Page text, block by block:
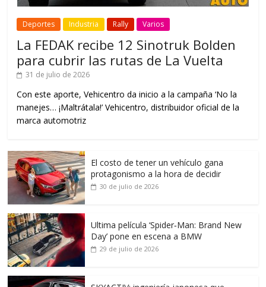
Deportes Industria Rally Varios
La FEDAK recibe 12 Sinotruk Bolden
para cubrir las rutas de La Vuelta
31 de julio de 2026
Con este aporte, Vehicentro da inicio a la campaña ‘No la
manejes… ¡Maltrátala!’ Vehicentro, distribuidor oficial de la
marca automotriz
El costo de tener un vehículo gana
protagonismo a la hora de decidir
30 de julio de 2026
Ultima película ‘Spider‑Man: Brand New
Day’ pone en escena a BMW
29 de julio de 2026